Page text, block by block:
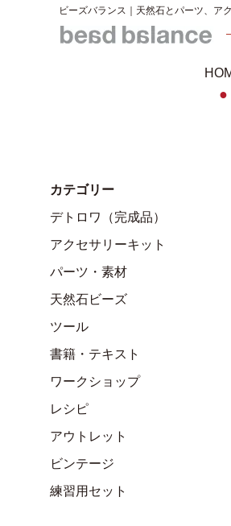
ビーズバランス｜天然石とパーツ、ア
●
カテゴリー
デトロワ（完成品）
アクセサリーキット
パーツ・素材
天然石ビーズ
ツール
書籍・テキスト
ワークショップ
レシピ
アウトレット
ビンテージ
練習用セット